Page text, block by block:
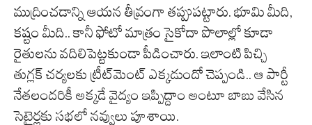
ముద్రించడాన్ని ఆయన తీవ్రంగా తప్పుపట్టారు. భూమి మీది,
కష్టం మీది.. కానీ ఫోటో మాత్రం సైకోదా పొలాల్లో కూడా
రైతులను వదిలిపెట్టకుండా పీడించారు. ఇలాంటి పిచ్చి
తుగ్లక్ చర్యలకు ట్రీట్‌మెంట్ ఎక్కడుందో చెప్పండి.. ఆ పార్టీ
నేతలందరికీ అక్కడే వైద్యం ఇప్పిద్దాం అంటూ బాబు వేసిన
సెటైర్లకు సభలో నవ్వులు పూశాయి.